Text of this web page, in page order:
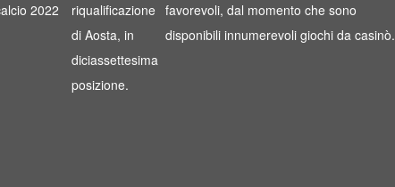
2022
riqualificazione
di Aosta, in
diciassettesima
posizione.
favorevoli, dal momento che sono
disponibili innumerevoli giochi da casinò.